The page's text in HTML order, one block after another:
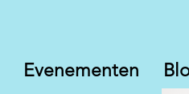
Evenementen